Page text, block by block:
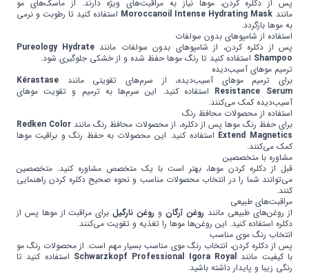
پس از دکلره کردن، موها نیاز به مراقبت‌های ویژه دارند. از ماسک‌های مو
مانند Moroccanoil Intense Hydrating Mask استفاده کنید تا رطوبت و نرمی
به موها بازگردد.
استفاده از شامپوهای بدون سولفات
پس از دکلره کردن، از شامپوهای بدون سولفات مانند Pureology Hydrate
Shampoo استفاده کنید تا رنگ موها حفظ شده و از خشکی جلوگیری شود.
ترمیم موهای آسیب‌دیده
برای ترمیم موهای آسیب‌دیده، از سرم‌های تقویتی مانند Kérastase
Resistance Serum استفاده کنید. این سرم‌ها به ترمیم و تقویت موهای
آسیب‌دیده کمک می‌کنند.
استفاده از محصولات محافظ رنگ
برای حفظ رنگ موها پس از دکلره، از محصولات محافظ رنگ مانند Redken Color
Extend Magnetics استفاده کنید. این محصولات به حفظ رنگ و براقیت موها
کمک می‌کنند.
مشاوره با متخصصین
قبل از دکلره کردن موها، بهتر است با یک متخصص مشاوره کنید. متخصصین
می‌توانند شما را در انتخاب محصولات مناسب و نحوه صحیح دکلره کردن راهنمایی
کنند.
مراقبت‌های طبیعی
از روغن‌های طبیعی مانند روغن آرگان و روغن نارگیل برای مراقبت از موها پس از
دکلره استفاده کنید. این روغن‌ها موها را تغذیه و تقویت می‌کنند.
انتخاب رنگ موی مناسب
پس از دکلره کردن، انتخاب رنگ موی مناسب بسیار مهم است. از محصولات رنگ مو
با کیفیت مانند Schwarzkopf Professional Igora Royal استفاده کنید تا
رنگی زیبا و پایدار داشته باشید.